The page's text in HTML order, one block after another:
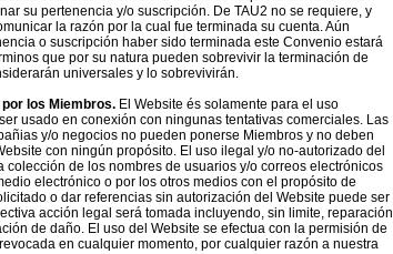
su pertenencia y/o suscripción. De TAU2 no se requiere, y
la razón por la cual fue terminada su cuenta. Aún
o suscripción haber sido terminada este Convenio estará
que por su natura pueden sobrevivir la terminación de
universales y lo sobrevivirán.
los Miembros. El Website és solamente para el uso
usado en conexión con ningunas tentativas comerciales. Las
y/o negocios no pueden ponerse Miembros y no deben
con ningún propósito. El uso ilegal y/o no-autorizado del
colección de los nombres de usuarios y/o correos electrónicos
electrónico o por los otros medios con el propósito de
o dar referencias sin autorización del Website puede ser
acción legal será tomada incluyendo, sin limite, reparación
de daño. El uso del Website se efectua con la permisión de
en cualquier momento, por cualquier razón a nuestra